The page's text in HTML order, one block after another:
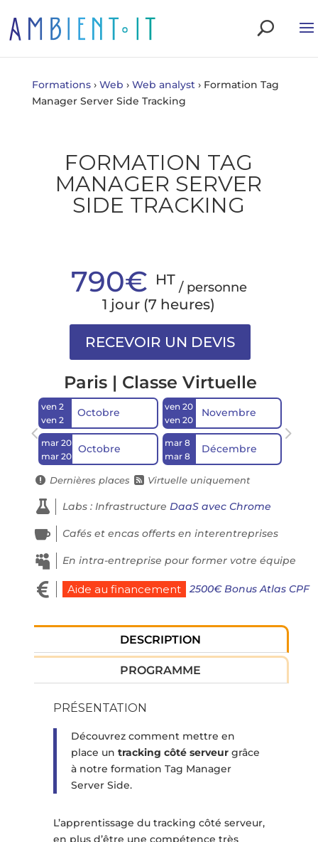
Formations › Web › Web analyst › Formation Tag
Manager Server Side Tracking
FORMATION TAG
MANAGER SERVER
SIDE TRACKING
790€ HT / personne
1 jour (7 heures)
Paris | Classe Virtuelle
ven 2
ven 2
Octobre
mar 20
mar 20
Octobre
ven 20
ven 20
Novembre
mar 8
mar 8
Décembre
 Dernières places  Virtuelle uniquement
 Labs : Infrastructure DaaS avec Chrome
 Cafés et encas offerts en interentreprises
 En intra-entreprise pour former votre équipe
 Aide au financement 2500€ Bonus Atlas CPF
DESCRIPTION
PROGRAMME
PRÉSENTATION
Découvrez comment mettre en
place un tracking côté serveurgrâce
à notre formation Tag Manager
Server Side.
L’apprentissage du tracking côté serveur,